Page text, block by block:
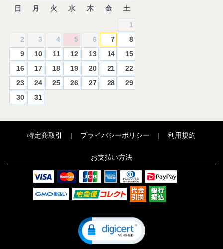
日 月 火 水 木 金 土
1
2
3 4 5 6 7
8
9
10 11 12 13 14
15
16
17 18 19 20 21
22
23
24 25 26 27 28
29
30
31
特定商取引 プライバシーポリシー 利用規約
お支払い方法